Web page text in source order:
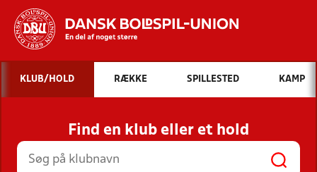
Hvad vil du søge efter?
INDHOLD OG NYHEDER
STILLINGER, RESULTATER, KLUBBER OG
HOLD
KLUB/HOLD RÆKKE SPILLESTED KAMP
Find en klub eller et hold